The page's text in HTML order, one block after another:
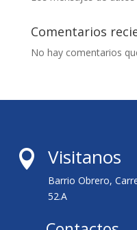
Comentarios
No hay comentarios
 Visitanos
Barrio Obrero,
52.A